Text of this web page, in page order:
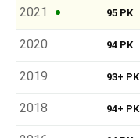
2021 95 PK
2020 94 PK
2019 93+ PK
2018 94+ PK